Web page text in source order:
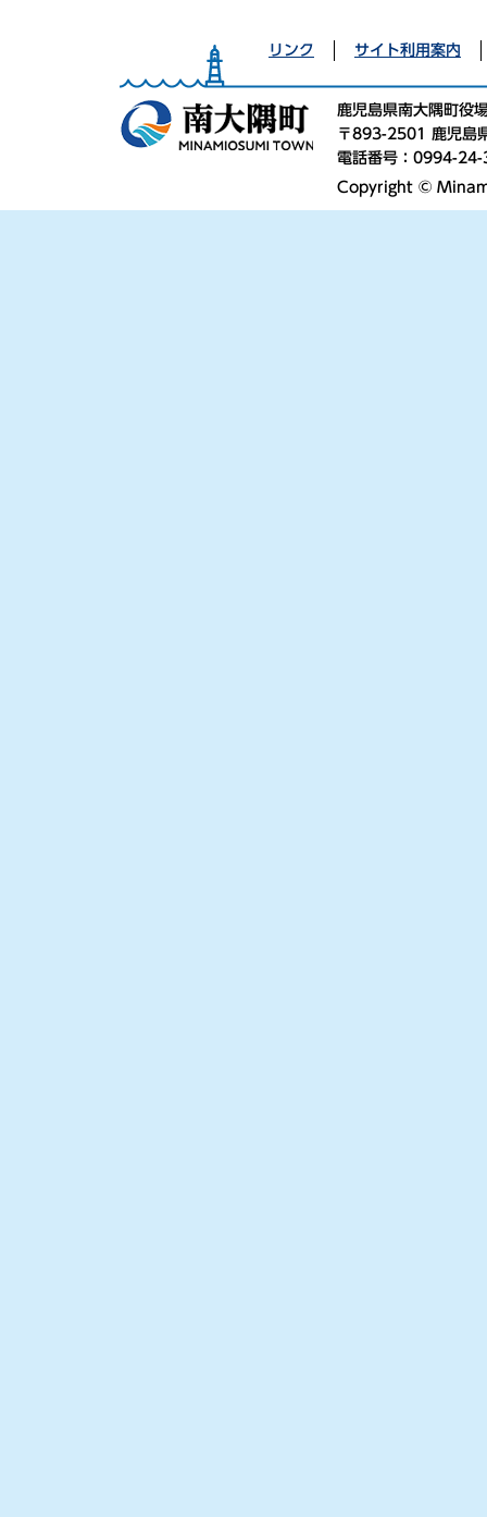
リンク サイト利用案内
鹿児島県南大隅町役
〒893-2501 鹿児島
電話番号：0994-
Copyright ©